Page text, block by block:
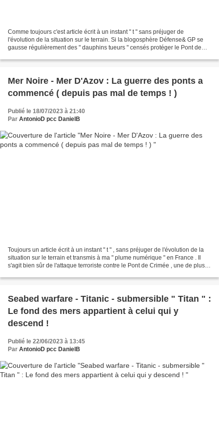
Comme toujours c'est article écrit à un instant " t " sans préjuger de
l'évolution de la situation sur le terrain. Si la blogosphère Défense& GP se
gausse régulièrement des " dauphins tueurs " censés protéger le Pont de
Mer Noire - Mer D'Azov : La guerre des ponts a
commencé ( depuis pas mal de temps ! )
Publié le 18/07/2023 à 21:40
Par AntonioD pcc DanielB
Toujours un article écrit à un instant " t " , sans préjuger de l'évolution de la
situation sur le terrain et transmis à ma " plume numérique " en France . Il
s'agit bien sûr de l'attaque terroriste contre le Pont de Crimée , une de plus !
Seabed warfare - Titanic - submersible " Titan " :
Le fond des mers appartient à celui qui y
descend !
Publié le 22/06/2023 à 13:45
Par AntonioD pcc DanielB